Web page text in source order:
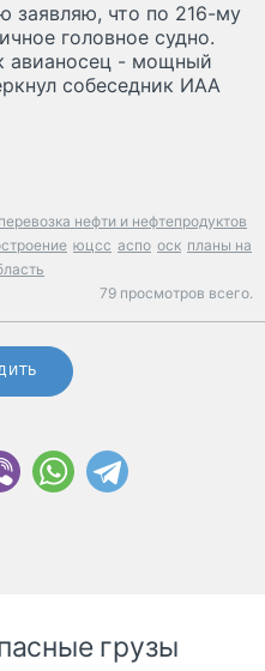
заявляю, что по 216-му
головное судно.
авианосец - мощный
собеседник ИАА
перевозка нефти и нефтепродуктов
юцсс аспо оск планы на
79 просмотров всего.
грузы